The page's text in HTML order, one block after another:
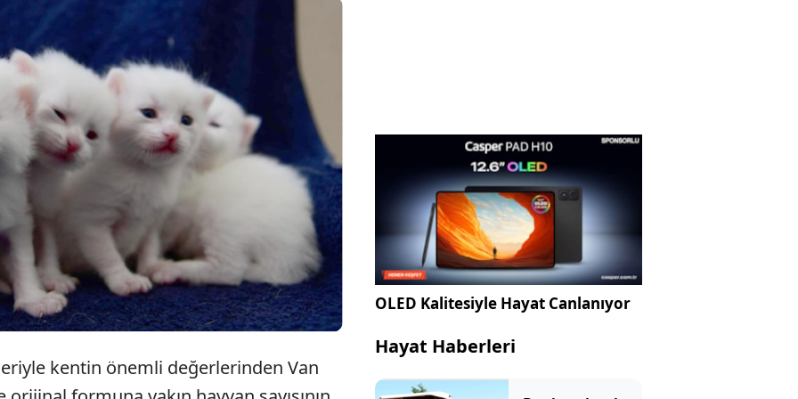
Kedisi Araştırma ve Uygulama Merkezi
Kedi Villası'nda koruma altında tutulan
bu yıl 150 yavru dünyaya getirdi.
kentin önemli değerlerinden Van
OLED Kalitesiyle Hayat Canlanıyor
Hayat Haberleri